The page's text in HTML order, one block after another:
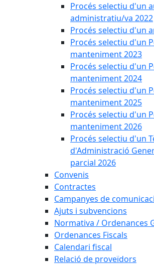
Procés selectiu d'un
administratiu/va 2022
Procés selectiu d'un
Procés selectiu d'un
manteniment 2023
Procés selectiu d'un
manteniment 2024
Procés selectiu d'un
manteniment 2025
Procés selectiu d'un
manteniment 2026
Procés selectiu d'un
d'Administració
parcial 2026
Convenis
Contractes
Campanyes de
Ajuts i subvencions
Normativa / Ordenances
Ordenances Fiscals
Calendari fiscal
Relació de proveïdors